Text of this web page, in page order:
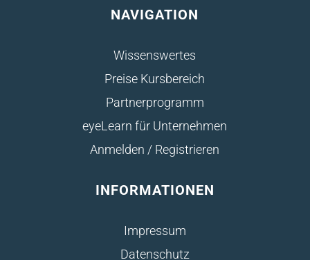
NAVIGATION
Wissenswertes
Preise Kursbereich
Partnerprogramm
eyeLearn für Unternehmen
Anmelden / Registrieren
INFORMATIONEN
Impressum
Datenschutz